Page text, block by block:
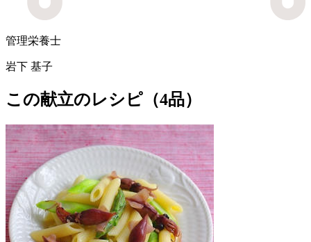
管理栄養士
岩下 基子
この献立のレシピ（4品）